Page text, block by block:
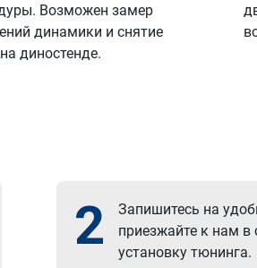
Возможен замер
динамики и снятие
диностенде.
2
Запишитесь на
приезжайте к нам в
установку тюнинга.